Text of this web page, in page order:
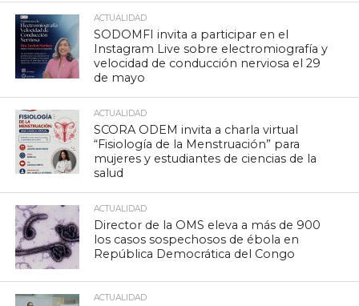
ACTUALIDAD
SODOMFI invita a participar en el
Instagram Live sobre electromiografía y
velocidad de conducción nerviosa el 29
de mayo
ACTUALIDAD
SCORA ODEM invita a charla virtual
“Fisiología de la Menstruación” para
mujeres y estudiantes de ciencias de la
salud
ACTUALIDAD
Director de la OMS eleva a más de 900
los casos sospechosos de ébola en
República Democrática del Congo
ACTUALIDAD